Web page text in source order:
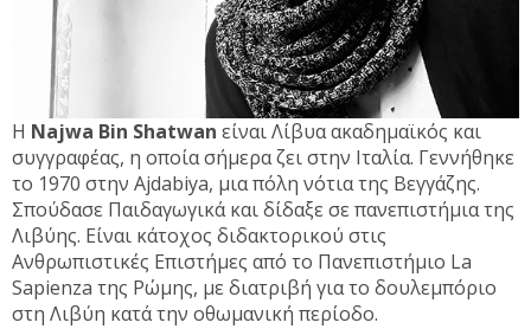
Η Najwa Bin Shatwan είναι Λίβυα ακαδημαϊκός και
συγγραφέας, η οποία σήμερα ζει στην Ιταλία. Γεννήθηκε
το 1970 στην Ajdabiya, μια πόλη νότια της Βεγγάζης.
Σπούδασε Παιδαγωγικά και δίδαξε σε πανεπιστήμια της
Λιβύης. Είναι κάτοχος διδακτορικού στις
Ανθρωπιστικές Επιστήμες από το Πανεπιστήμιο La
Sapienza της Ρώμης, με διατριβή για το δουλεμπόριο
στη Λιβύη κατά την οθωμανική περίοδο.